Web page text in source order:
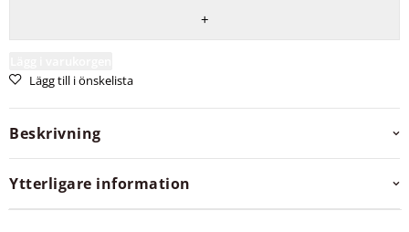
Lägg till i önskelista
Beskrivning
Ytterligare information